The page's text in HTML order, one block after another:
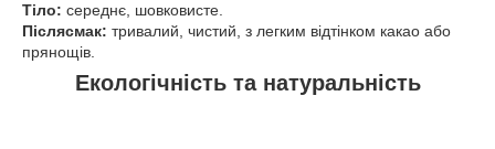
Тіло: середнє, шовковисте.
Післясмак: тривалий, чистий, з легким відтінком какао або
прянощів.
Екологічність та натуральність